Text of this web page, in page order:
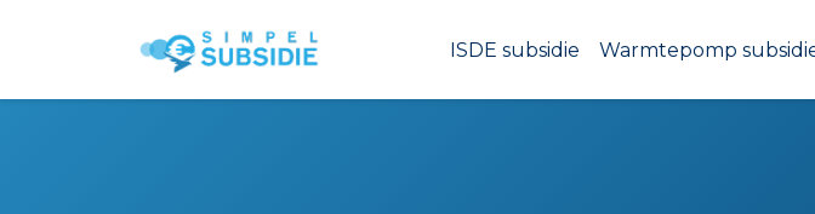
ISDE subsidie Warmtepomp